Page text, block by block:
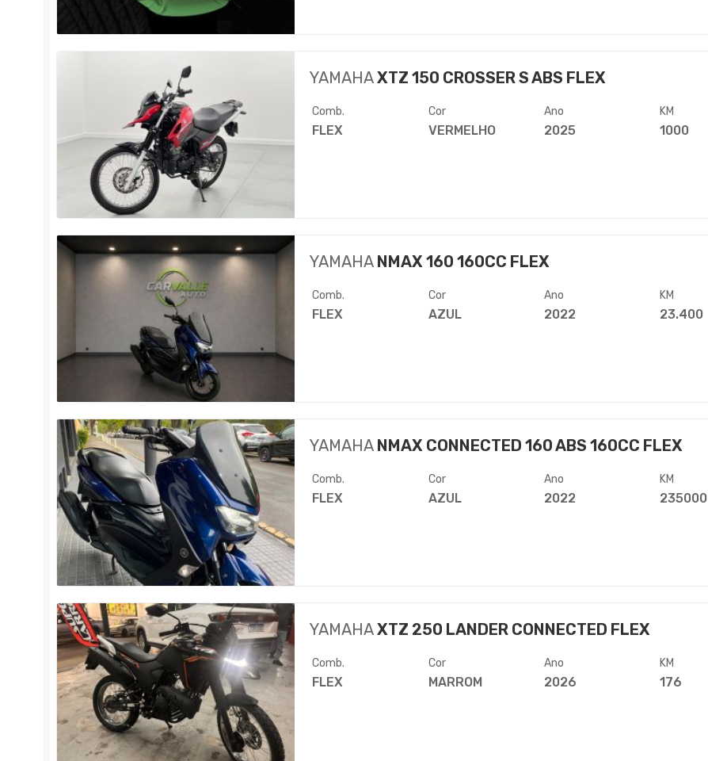
YAMAHAXTZ 150 CROSSER S ABS FLEX
Comb.
FLEX
Cor
VERMELHO
Ano
2025
KM
1000
YAMAHANMAX 160 160CC FLEX
Comb.
FLEX
Cor
AZUL
Ano
2022
KM
23.400
YAMAHANMAX CONNECTED 160 ABS 160CC FLEX
Comb.
FLEX
Cor
AZUL
Ano
2022
KM
235000
YAMAHAXTZ 250 LANDER CONNECTED FLEX
Comb.
FLEX
Cor
MARROM
Ano
2026
KM
176